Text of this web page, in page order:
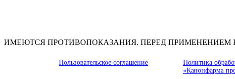
ИМЕЮТСЯ ПРОТИВОПОКАЗАНИЯ. ПЕРЕД ПРИМЕНЕНИЕМ
Пользовательское соглашение
Политика
«Канонфарма